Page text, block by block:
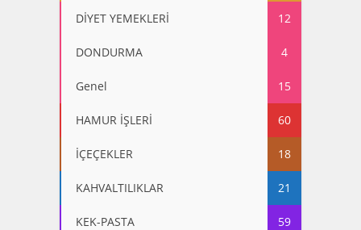
DİYET YEMEKLERİ 12
DONDURMA 4
Genel 15
HAMUR İŞLERİ 60
İÇEÇEKLER 18
KAHVALTILIKLAR 21
KEK-PASTA 59